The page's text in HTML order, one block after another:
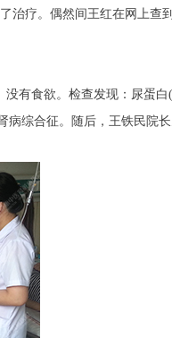
治疗。偶然间王红在网上查到
有食欲。检查发现：尿蛋白
综合征。随后，王铁民院